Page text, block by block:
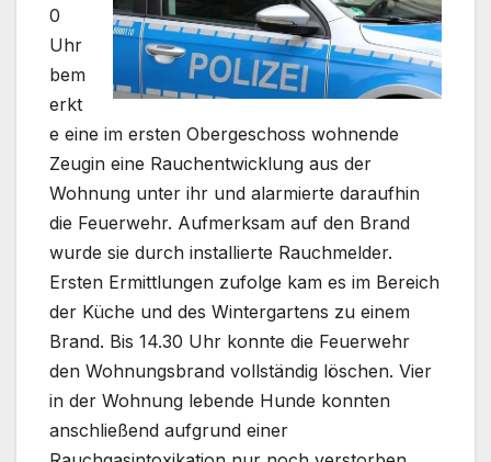
0
Uhr
bem
erkt
e eine im ersten Obergeschoss wohnende
Zeugin eine Rauchentwicklung aus der
Wohnung unter ihr und alarmierte daraufhin
die Feuerwehr. Aufmerksam auf den Brand
wurde sie durch installierte Rauchmelder.
Ersten Ermittlungen zufolge kam es im Bereich
der Küche und des Wintergartens zu einem
Brand. Bis 14.30 Uhr konnte die Feuerwehr
den Wohnungsbrand vollständig löschen. Vier
in der Wohnung lebende Hunde konnten
anschließend aufgrund einer